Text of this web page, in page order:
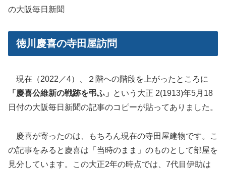
の大阪毎日新聞
徳川慶喜の寺田屋訪問
現在（2022／4）、２階への階段を上がったところに
「慶喜公維新の戦跡を弔ふ」
という大正 2(1913)年5月18
日付の大阪毎日新聞の記事のコピーが貼ってありました。
慶喜が寄ったのは、もちろん現在の寺田屋建物です。こ
の記事をみると慶喜は「当時のまま」のものとして部屋を
見分しています。この大正2年の時点では、7代目伊助は